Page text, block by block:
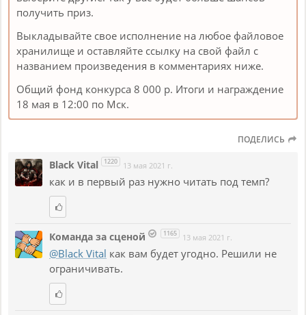
получить приз.
Выкладывайте свое исполнение на любое файловое
хранилище и оставляйте ссылку на свой файл с
названием произведения в комментариях ниже.
Общий фонд конкурса 8 000 р. Итоги и награждение
18 мая в 12:00 по Мск.
ПОДЕЛИСЬ
Black Vital 1220 13 мая 2021 г.
как и в первый раз нужно читать под темп?
Команда за сценой 1165 13 мая 2021 г.
@Black Vital как вам будет угодно. Решили не
ограничивать.